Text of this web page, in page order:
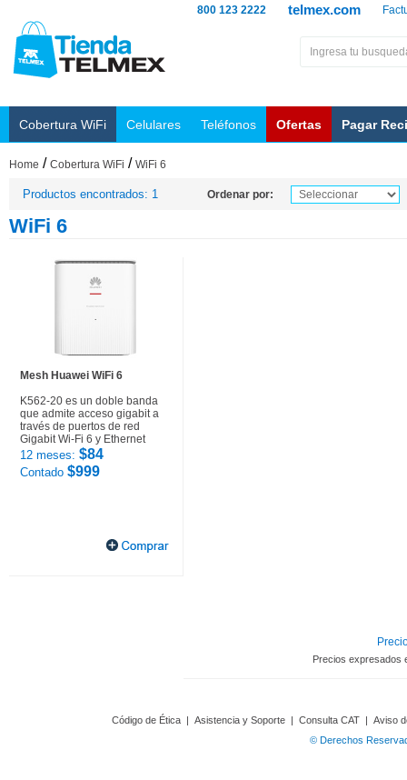
telmex.com
800 123 2222
Cobertura WiFi Celulares Teléfonos Ofertas Pagar
Home / Cobertura WiFi / WiFi 6
Productos encontrados: 1 Ordenar por:
WiFi 6
Mesh Huawei WiFi 6
K562-20 es un doble banda
que admite acceso gigabit a
través de puertos de red
Gigabit Wi-Fi 6 y Ethernet
12 meses: $84
Contado $999
Precios expresados
Código de Ética | Asistencia y Soporte | Consulta CAT | Aviso
© Derechos